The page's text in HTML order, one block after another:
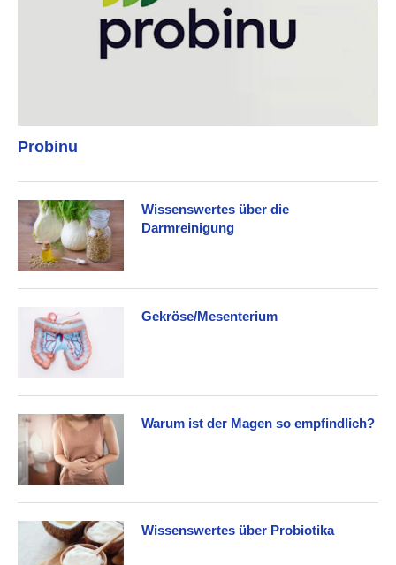
Probinu
Wissenswertes über die
Darmreinigung
Gekröse/Mesenterium
Warum ist der Magen so empfindlich?
Wissenswertes über Probiotika